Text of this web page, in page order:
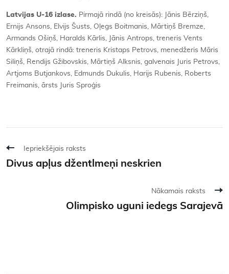
Latvijas U-16 izlase. Pirmajā rindā (no kreisās): Jānis Bērziņš,
Ernijs Ansons, Elvijs Šusts, Oļegs Boitmanis, Mārtiņš Bremze,
Armands Ošiņš, Haralds Kārlis, Jānis Antrops, treneris Vents
Kārkliņš, otrajā rindā: treneris Kristaps Petrovs, menedžeris Māris
Siliņš, Rendijs Gžibovskis, Mārtiņš Alksnis, galvenais Juris Petrovs,
Artjoms Butjankovs, Edmunds Dukulis, Harijs Rubenis, Roberts
Freimanis, ārsts Juris Sproģis
Iepriekšējais raksts
Divus apļus džentlmeņi neskrien
Nākamais raksts
Olimpisko uguni iedegs Sarajevā